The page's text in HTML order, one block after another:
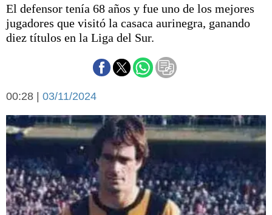
Deportes
Escenario Olímpico
Liga del Sur
Básquetbol
Federal A
Arte y cultura
Economía y campo
Economía y finanzas
Con el campo
Espacio empresas
Sociedad y tiempo
libre
Sociedad
Tecnología
Turismo
El defensor tenía 68 años y fue uno de los mejores
jugadores que visitó la casaca aurinegra, ganando
diez títulos en la Liga del Sur.
00:28 | 03/11/2024